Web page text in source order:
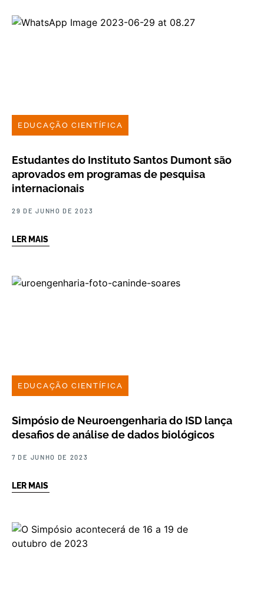
EDUCAÇÃO CIENTÍFICA
Estudantes do Instituto Santos Dumont são
aprovados em programas de pesquisa
internacionais
29 DE JUNHO DE 2023
LER MAIS
EDUCAÇÃO CIENTÍFICA
Simpósio de Neuroengenharia do ISD lança
desafios de análise de dados biológicos
7 DE JUNHO DE 2023
LER MAIS